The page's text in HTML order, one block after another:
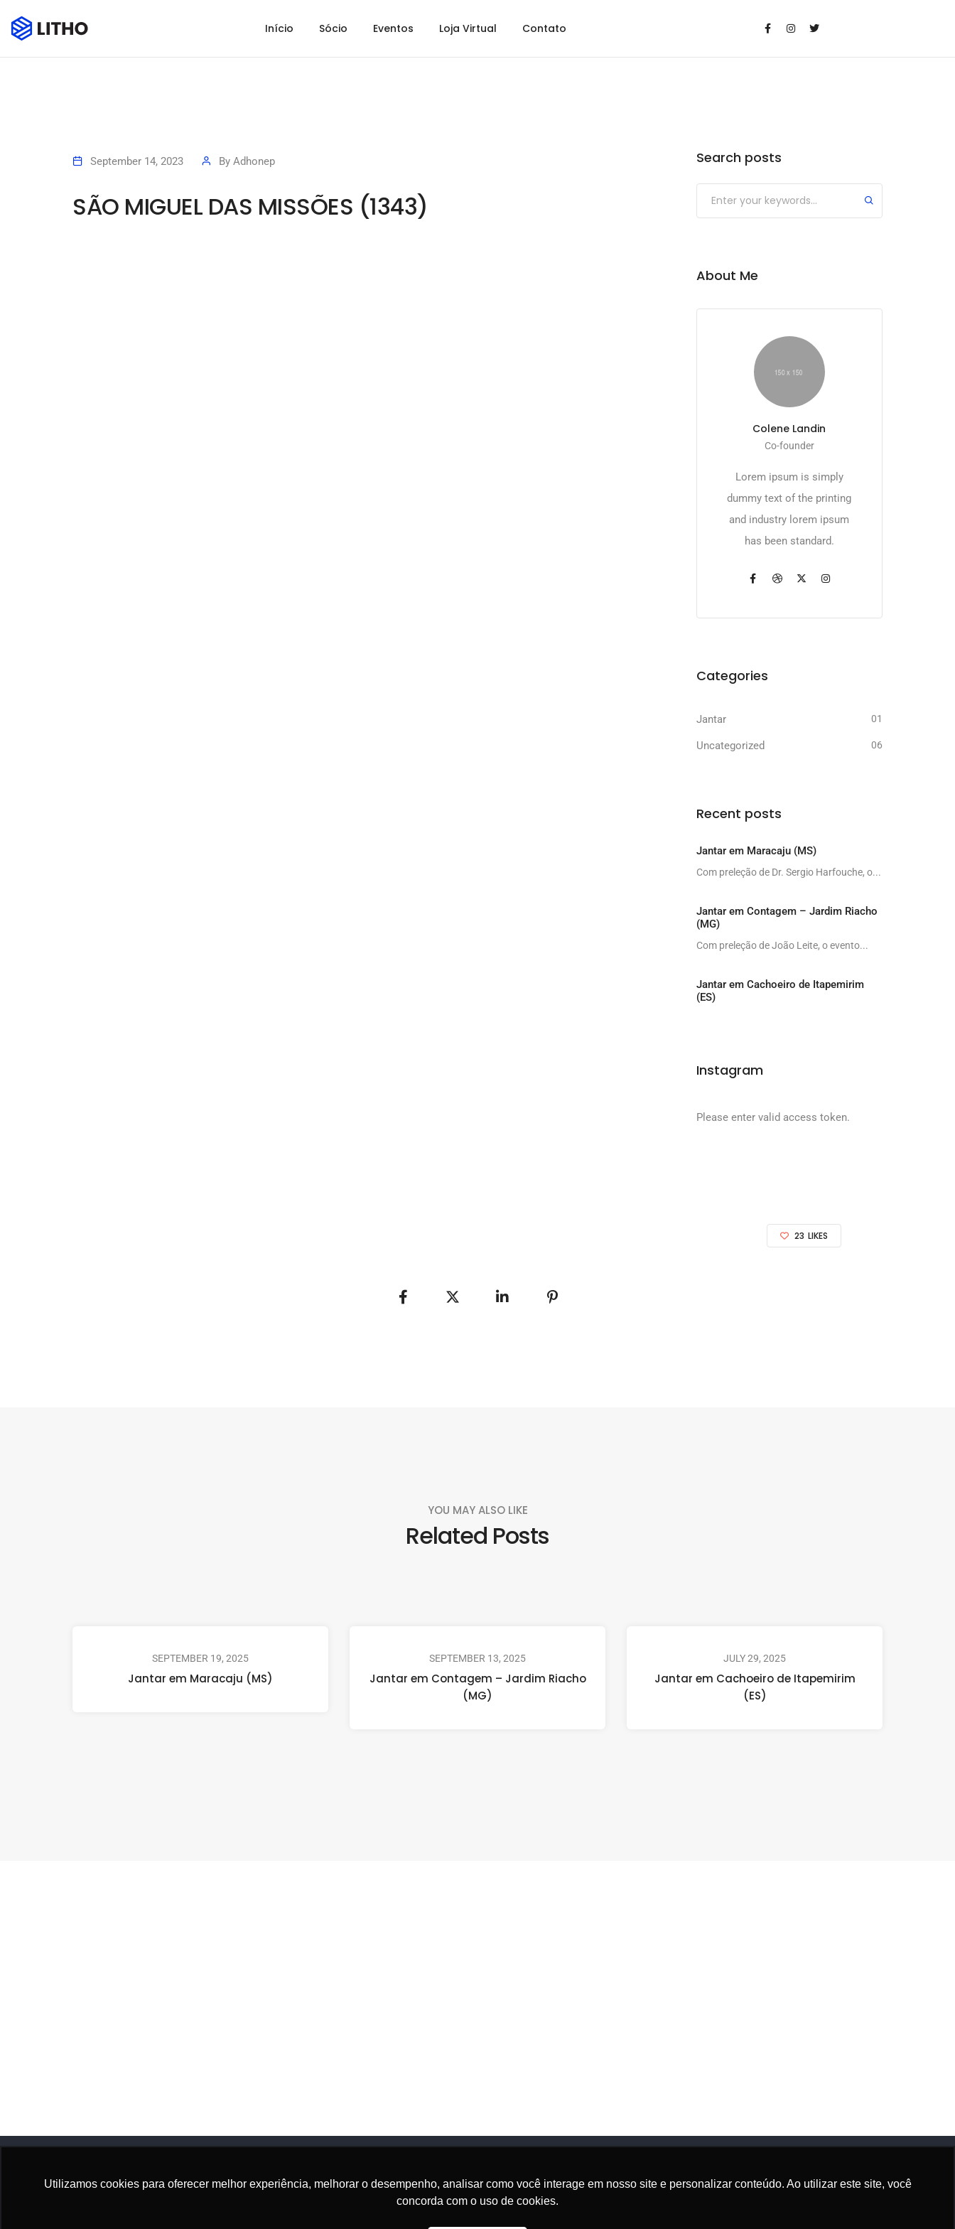
Utilizamos cookies para oferecer melhor experiência, melhorar o desempenho, analisar como você interage em nosso site e personalizar conteúdo. Ao utilizar este site, você
concorda com o uso de cookies.
Início Sócio Eventos Loja Virtual Contato
September 14, 2023 By Adhonep
SÃO MIGUEL DAS MISSÕES (1343)
Search posts
Submit
About Me
Colene Landin
Co-founder
Lorem ipsum is simply
dummy text of the printing
and industry lorem ipsum
has been standard.
Categories
Jantar 01
Uncategorized 06
Recent posts
Jantar em Maracaju (MS)
Com preleção de Dr. Sergio Harfouche, o...
Jantar em Contagem – Jardim Riacho
(MG)
Com preleção de João Leite, o evento...
Jantar em Cachoeiro de Itapemirim
(ES)
Instagram
Please enter valid access token.
23 LIKES
YOU MAY ALSO LIKE
Related Posts
SEPTEMBER 19, 2025
Jantar em Maracaju (MS)
SEPTEMBER 13, 2025
Jantar em Contagem – Jardim Riacho
(MG)
JULY 29, 2025
Jantar em Cachoeiro de Itapemirim
(ES)
Onde Estamos Siga-nos